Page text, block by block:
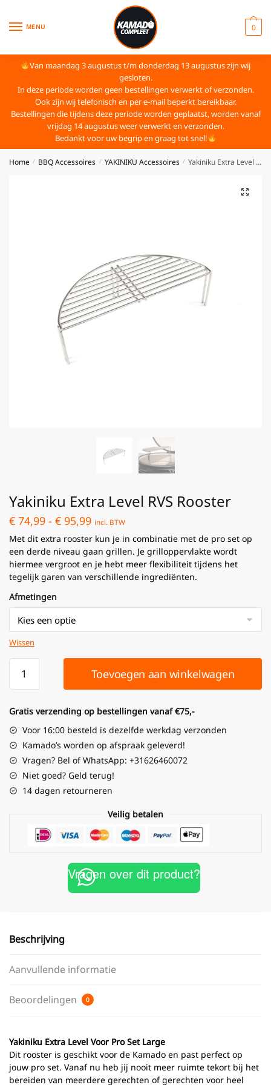
MENU 0
Van maandag 3 augustus t/m donderdag 13 augustus zijn wij
gesloten.
In deze periode worden geen bestellingen verwerkt of verzonden.
Ook zijn wij telefonisch en per e-mail beperkt bereikbaar.
Bestellingen die tijdens deze periode worden geplaatst, worden vanaf
vrijdag 14 augustus weer verwerkt en verzonden.
Bedankt voor uw begrip en graag tot snel!
Home / BBQ Accessoires / YAKINIKU Accessoires / Yakiniku Extra Level RVS Rooster
Yakiniku Extra Level RVS Rooster
€ 74,99 - € 95,99 incl. BTW
Met dit extra rooster kun je in combinatie met de pro set op
een derde niveau gaan grillen. Je grilloppervlakte wordt
hiermee vergroot en je hebt meer flexibiliteit tijdens het
tegelijk garen van verschillende ingrediënten.
Afmetingen
Wissen
Toevoegen aan winkelwagen
Gratis verzending op bestellingen vanaf €75,-
Voor 16:00 besteld is dezelfde werkdag verzonden
Kamado’s worden op afspraak geleverd!
Vragen? Bel of WhatsApp: +31626460072
Niet goed? Geld terug!
14 dagen retourneren
Veilig betalen
Vragen over dit product?
Beschrijving
Aanvullende informatie
Beoordelingen 0
Yakiniku Extra Level Voor Pro Set Large
Dit rooster is geschikt voor de Kamado en past perfect op
jouw pro set. Vanaf nu heb jij nooit meer ruimte tekort bij het
bereiden van meerdere gerechten of gerechten voor heel